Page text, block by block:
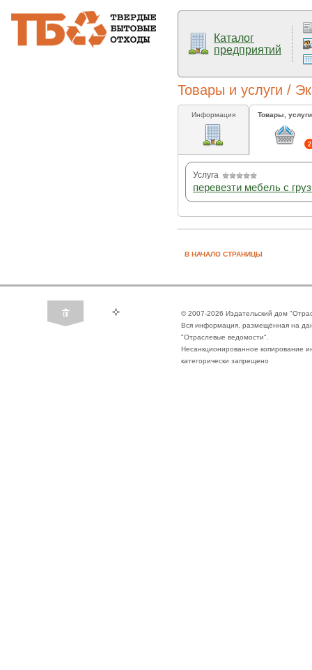
Каталог
предприятий
Товары и услуги /
Информация
2
Товары, услуги
Услуга
перевезти мебель с
В НАЧАЛО СТРАНИЦЫ
© 2007-2026 Издательский дом
Вся информация, размещённая на
"Отраслевые ведомости".
Несанкционированное копирование
категорически запрещено